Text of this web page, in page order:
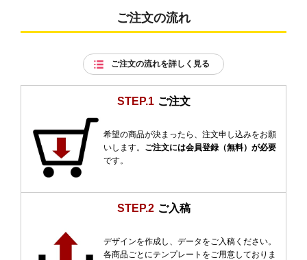
ご注文の流れ
ご注文の流れを詳しく見る
STEP.1 ご注文
希望の商品が決まったら、注文申し込みをお願
いします。 ご注文には会員登録（無料）が必要
です。
STEP.2 ご入稿
デザインを作成し、データをご入稿ください。
各商品ごとにテンプレートをご用意しておりま